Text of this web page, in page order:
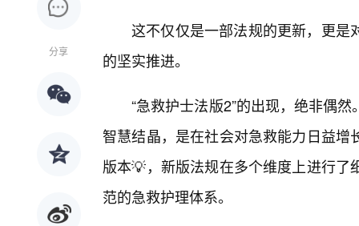
分享
这不仅仅是一部法规的更新，更是
的坚实推进。
“急救护士法版2”的出现，绝非偶
智慧结晶，是在社会对急救能力日益
版本💡，新版法规在多个维度上进行
范的急救护理体系。